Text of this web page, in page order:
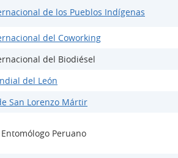
de los Pueblos Indígenas
del Coworking
del Biodiésel
del León
San Lorenzo Mártir
Peruano